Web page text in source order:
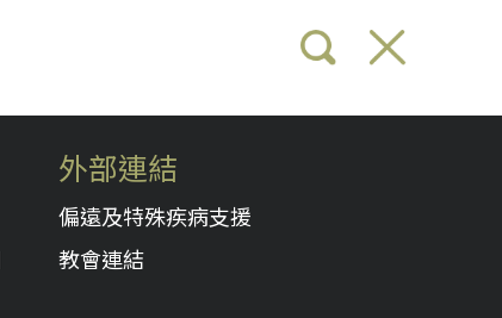
外部連結
偏遠及特殊疾病支援
教會連結